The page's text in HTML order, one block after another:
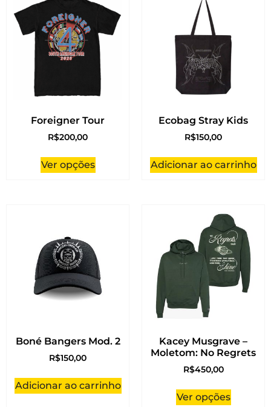
Foreigner Tour
R$200,00
Ver opções
Ecobag Stray Kids
R$150,00
Adicionar ao carrinho
Boné Bangers Mod. 2
R$150,00
Adicionar ao carrinho
Kacey Musgrave –
Moletom: No Regrets
R$450,00
Ver opções